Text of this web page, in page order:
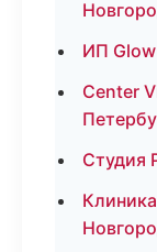
ИП
Center
Студия